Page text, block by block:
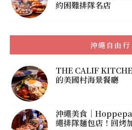
約困難排隊名店
沖繩自由行
THE CALIF
的美國村海景餐廳
沖繩美食｜
繩排隊麵包店！回烤